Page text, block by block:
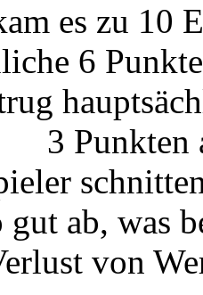
es zu 10
6
3 Punkten
ab, was
von